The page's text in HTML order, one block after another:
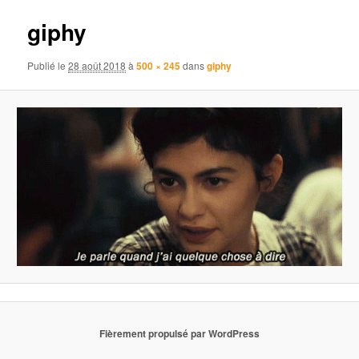
giphy
Publié le28 août 2018 à500 × 245dansgiphy
Fièrement propulsé par WordPress